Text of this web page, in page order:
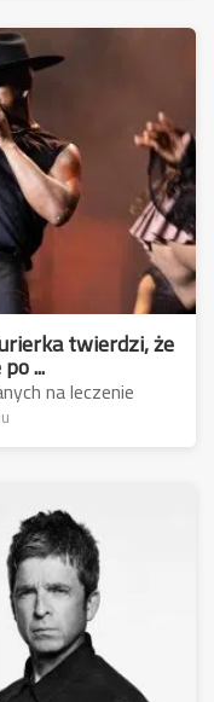
twierdzi, że
...
na leczenie